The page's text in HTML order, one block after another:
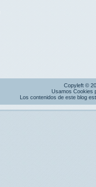
Copyleft ©
Usamos Cookies
Los contenidos de este blog